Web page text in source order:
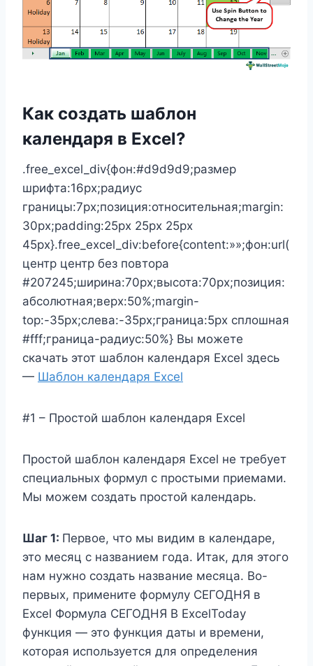
Как создать шаблон
календаря в Excel?
.free_excel_div{фон:#d9d9d9;размер
шрифта:16px;радиус
границы:7px;позиция:относительная;margin:
30px;padding:25px 25px 25px
45px}.free_excel_div:before{content:»»;фон:url(
центр центр без повтора
#207245;ширина:70px;высота:70px;позиция:
абсолютная;верх:50%;margin-
top:-35px;слева:-35px;граница:5px сплошная
#fff;граница-радиус:50%} Вы можете
скачать этот шаблон календаря Excel здесь
— Шаблон календаря Excel
#1 – Простой шаблон календаря Excel
Простой шаблон календаря Excel не требует
специальных формул с простыми приемами.
Мы можем создать простой календарь.
Шаг 1: Первое, что мы видим в календаре,
это месяц с названием года. Итак, для этого
нам нужно создать название месяца. Во-
первых, примените формулу СЕГОДНЯ в
Excel Формула СЕГОДНЯ В ExcelToday
функция — это функция даты и времени,
которая используется для определения